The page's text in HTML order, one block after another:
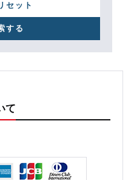
セット
て